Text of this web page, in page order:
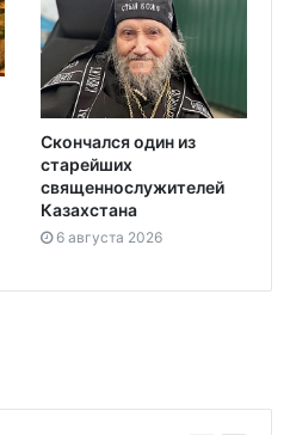
Скончался один из
старейших
священнослужителей
Казахстана
6 августа 2026